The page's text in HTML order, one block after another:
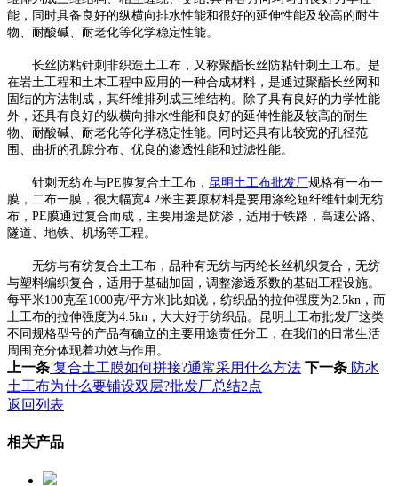
能，同时具备良好的纵横向排水性能和很好的延伸性能及较高的耐生
物、耐酸碱、耐老化等化学稳定性能。
长丝防粘针刺非织造土工布，又称聚酯长丝防粘针刺土工布。是
在岩土工程和土木工程中应用的一种合成材料，是通过聚酯长丝网和
固结的方法制成，其纤维排列成三维结构。除了具有良好的力学性能
外，还具有良好的纵横向排水性能和良好的延伸性能及较高的耐生
物、耐酸碱、耐老化等化学稳定性能。同时还具有比较宽的孔径范
围、曲折的孔隙分布、优良的渗透性能和过滤性能。
针刺无纺布与PE膜复合土工布， 昆明土工布批发厂规格有一布一
膜，二布一膜，很大幅宽4.2米主要原材料是要用涤纶短纤维针刺无纺
布，PE膜通过复合而成，主要用途是防渗，适用于铁路，高速公路、
隧道、地铁、机场等工程。
无纺与有纺复合土工布，品种有无纺与丙纶长丝机织复合，无纺
与塑料编织复合，适用于基础加固，调整渗透系数的基础工程设施。
每平米100克至1000克/平方米]比如说，纺织品的拉伸强度为2.5kn，而
土工布的拉伸强度为4.5kn，大大好于纺织品。昆明土工布批发厂这类
不同规格型号的产品有确立的主要用途责任分工，在我们的日常生活
周围充分体现着功效与作用。
上一条 复合土工膜如何拼接?通常采用什么方法 下一条 防水
土工布为什么要铺设双层?批发厂总结2点
返回列表
相关产品